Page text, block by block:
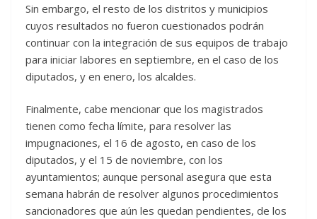
Sin embargo, el resto de los distritos y municipios
cuyos resultados no fueron cuestionados podrán
continuar con la integración de sus equipos de trabajo
para iniciar labores en septiembre, en el caso de los
diputados, y en enero, los alcaldes.
Finalmente, cabe mencionar que los magistrados
tienen como fecha límite, para resolver las
impugnaciones, el 16 de agosto, en caso de los
diputados, y el 15 de noviembre, con los
ayuntamientos; aunque personal asegura que esta
semana habrán de resolver algunos procedimientos
sancionadores que aún les quedan pendientes, de los